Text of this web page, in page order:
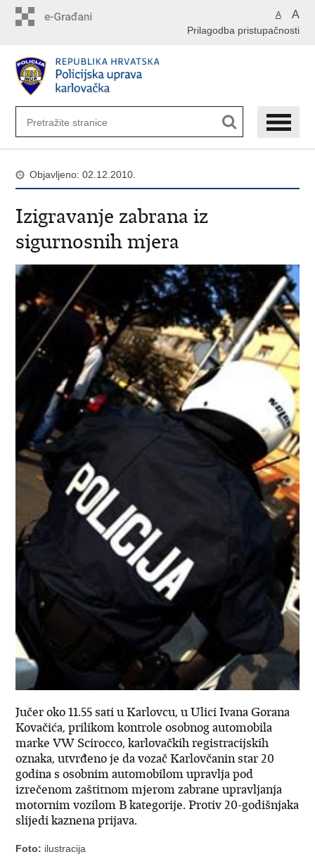
A A
Prilagodba pristupačnosti
Objavljeno: 02.12.2010.
Izigravanje zabrana iz
sigurnosnih mjera
Jučer oko 11.55 sati u Karlovcu, u Ulici Ivana Gorana
Kovačića, prilikom kontrole osobnog automobila
marke VW Scirocco, karlovačkih registracijskih
oznaka, utvrđeno je da vozač Karlovčanin star 20
godina s osobnim automobilom upravlja pod
izrečenom zaštitnom mjerom zabrane upravljanja
motornim vozilom B kategorije. Protiv 20-godišnjaka
slijedi kaznena prijava.
Foto: ilustracija